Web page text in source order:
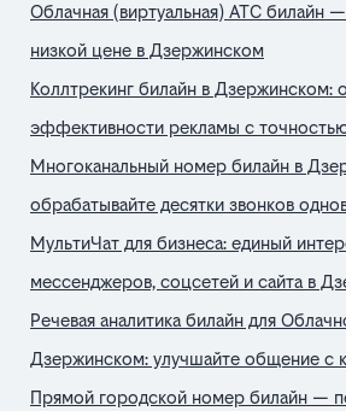
Облачная (виртуальная) АТС билайн
низкой цене в Дзержинском
Коллтрекинг билайн в Дзержинском:
эффективности рекламы с
Многоканальный номер билайн в
обрабатывайте десятки звонков
МультиЧат для бизнеса: единый
мессенджеров, соцсетей и сайта в
Речевая аналитика билайн для
Дзержинском: улучшайте общение с
Прямой городской номер билайн —